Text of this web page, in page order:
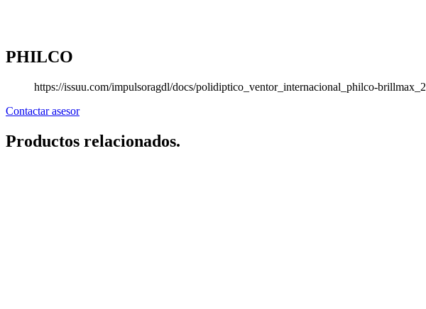
PHILCO
https://issuu.com/impulsoragdl/docs/polidiptico_ventor_internacional_philco-brillmax_2
Contactar asesor
Productos relacionados.